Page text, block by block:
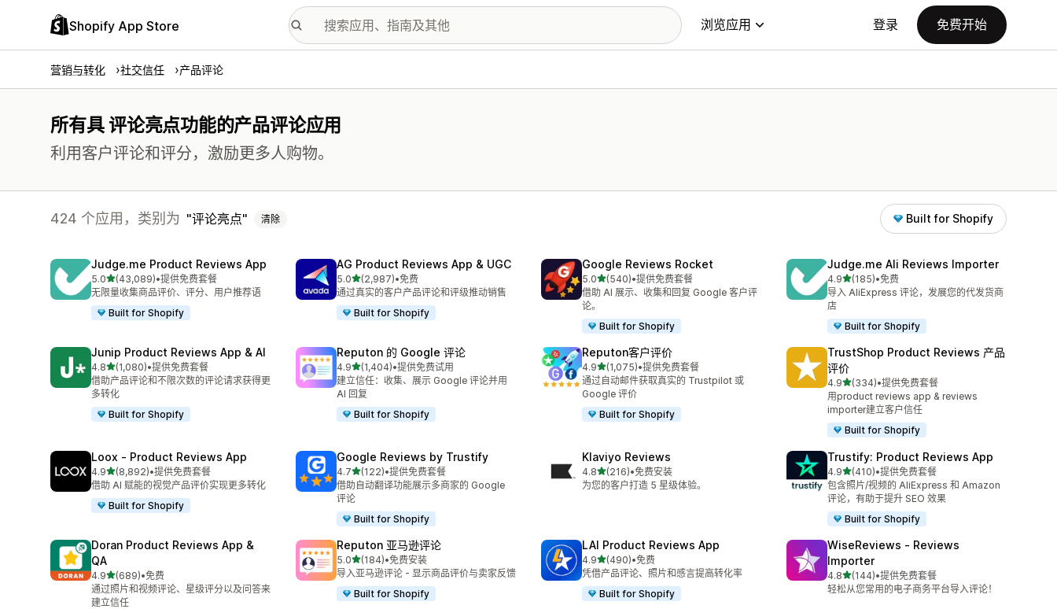
Shopify App Store 浏览应用 登录 免费开始
营销与转化 社交信任 产品评论
所有具 评论亮点功能的产品评论应用
利用客户评论和评分，激励更多人购物。
424 个应用，类别为 评论亮点 清除 Built for Shopify
Judge.me Product Reviews App
5.0星（满分 5 星）
(43,089)
总共 43089 条评论
•提供免费套餐
无限量收集商品评价、评分、用户推荐语
Built for Shopify
AG Product Reviews App & UGC
5.0星（满分 5 星）
(2,987)
总共 2987 条评论
•免费
通过真实的客户产品评论和评级推动销售
Built for Shopify
Google Reviews Rocket
5.0星（满分 5 星）
(540)
总共 540 条评论
•提供免费套餐
借助 AI 展示、收集和回复 Google 客户评
论。
Built for Shopify
Judge.me Ali Reviews Importer
4.9星（满分 5 星）
(185)
总共 185 条评论
•免费
导入 AliExpress 评论，发展您的代发货商
店
Built for Shopify
Junip Product Reviews App & AI
4.8星（满分 5 星）
(1,080)
总共 1080 条评论
•提供免费套餐
借助产品评论和不限次数的评论请求获得更
多转化
Built for Shopify
Reputon 的 Google 评论
4.9星（满分 5 星）
(1,404)
总共 1404 条评论
•提供免费试用
建立信任：收集、展示 Google 评论并用
AI 回复
Built for Shopify
Reputon客户评价
4.9星（满分 5 星）
(1,075)
总共 1075 条评论
•提供免费套餐
通过自动邮件获取真实的 Trustpilot 或
Google 评价
Built for Shopify
TrustShop Product Reviews 产品
评价
4.9星（满分 5 星）
(334)
总共 334 条评论
•提供免费套餐
用product reviews app & reviews
importer建立客户信任
Built for Shopify
Loox ‑ Product Reviews App
4.9星（满分 5 星）
(8,892)
总共 8892 条评论
•提供免费套餐
借助 AI 赋能的视觉产品评价实现更多转化
Built for Shopify
Google Reviews by Trustify
4.7星（满分 5 星）
(122)
总共 122 条评论
•提供免费套餐
借助自动翻译功能展示多商家的 Google
评论
Built for Shopify
Klaviyo Reviews
4.8星（满分 5 星）
(216)
总共 216 条评论
•免费安装
为您的客户打造 5 星级体验。
Trustify: Product Reviews App
4.9星（满分 5 星）
(410)
总共 410 条评论
•提供免费套餐
包含照片/视频的 AliExpress 和 Amazon
评论，有助于提升 SEO 效果
Built for Shopify
Doran Product Reviews App &
QA
4.9星（满分 5 星）
(689)
总共 689 条评论
•免费
通过照片和视频评论、星级评分以及问答来
建立信任
Reputon 亚马逊评论
5.0星（满分 5 星）
(184)
总共 184 条评论
•免费安装
导入亚马逊评论 - 显示商品评价与卖家反馈
Built for Shopify
LAI Product Reviews App
4.9星（满分 5 星）
(490)
总共 490 条评论
•免费
凭借产品评论、照片和感言提高转化率
Built for Shopify
WiseReviews ‑ Reviews
Importer
4.8星（满分 5 星）
(144)
总共 144 条评论
•提供免费套餐
轻松从您常用的电子商务平台导入评论！